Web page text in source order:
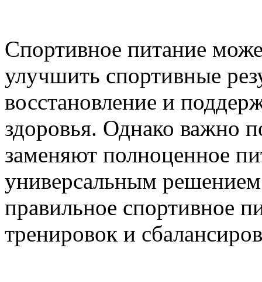
Спортивное питание
улучшить спортивные
восстановление и
здоровья. Однако важно
заменяют полноценное
универсальным
правильное спортивное
тренировок и